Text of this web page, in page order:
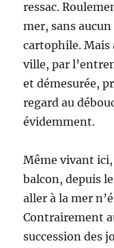
ressac.
mer, sans
cartophile. Mais
ville, par
et démesurée,
regard au
évidemment.
Même vivant
balcon, depuis
aller à la mer
Contrairement
succession des